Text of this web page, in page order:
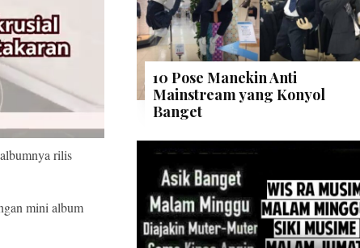
rilis
mini album
10 Pose Manekin Anti
Mainstream yang Konyol
Banget